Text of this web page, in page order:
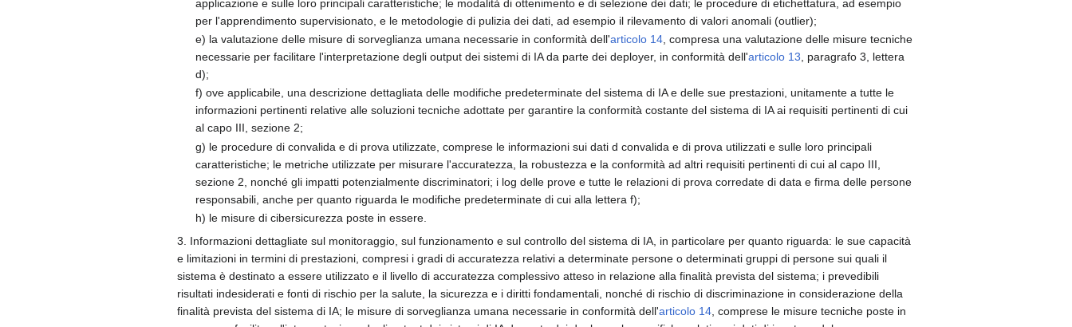
applicazione e sulle loro principali caratteristiche; le modalità di ottenimento e di selezione dei dati; le procedure di etichettatura, ad esempio
per l'apprendimento supervisionato, e le metodologie di pulizia dei dati, ad esempio il rilevamento di valori anomali (outlier);
e) la valutazione delle misure di sorveglianza umana necessarie in conformità dell'articolo 14, compresa una valutazione delle misure tecniche
necessarie per facilitare l'interpretazione degli output dei sistemi di IA da parte dei deployer, in conformità dell'articolo 13 , paragrafo 3, lettera
d);
f) ove applicabile, una descrizione dettagliata delle modifiche predeterminate del sistema di IA e delle sue prestazioni, unitamente a tutte le
informazioni pertinenti relative alle soluzioni tecniche adottate per garantire la conformità costante del sistema di IA ai requisiti pertinenti di cui
al capo III, sezione 2;
g) le procedure di convalida e di prova utilizzate, comprese le informazioni sui dati d convalida e di prova utilizzati e sulle loro principali
caratteristiche; le metriche utilizzate per misurare l'accuratezza, la robustezza e la conformità ad altri requisiti pertinenti di cui al capo III,
sezione 2, nonché gli impatti potenzialmente discriminatori; i log delle prove e tutte le relazioni di prova corredate di data e firma delle persone
responsabili, anche per quanto riguarda le modifiche predeterminate di cui alla lettera f);
h) le misure di cibersicurezza poste in essere.
3. Informazioni dettagliate sul monitoraggio, sul funzionamento e sul controllo del sistema di IA, in particolare per quanto riguarda: le sue capacità
e limitazioni in termini di prestazioni, compresi i gradi di accuratezza relativi a determinate persone o determinati gruppi di persone sui quali il
sistema è destinato a essere utilizzato e il livello di accuratezza complessivo atteso in relazione alla finalità prevista del sistema; i prevedibili
risultati indesiderati e fonti di rischio per la salute, la sicurezza e i diritti fondamentali, nonché di rischio di discriminazione in considerazione della
finalità prevista del sistema di IA; le misure di sorveglianza umana necessarie in conformità dell'articolo 14 , comprese le misure tecniche poste in